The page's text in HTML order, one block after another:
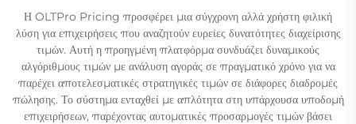
Η OLTPro Pricing προσφέρει μια σύγχρονη αλλά χρήστη φιλική
λύση για επιχειρήσεις που αναζητούν ευρείες δυνατότητες διαχείρισης
τιμών. Αυτή η προηγμένη πλατφόρμα συνδυάζει δυναμικούς
αλγόριθμους τιμών με ανάλυση αγοράς σε πραγματικό χρόνο για να
παρέχει αποτελεσματικές στρατηγικές τιμών σε διάφορες διαδρομές
πώλησης. Το σύστημα ενταχθεί με απλότητα στη υπάρχουσα υποδομή
επιχειρήσεων, παρέχοντας αυτοματικές προσαρμογές τιμών βάσει